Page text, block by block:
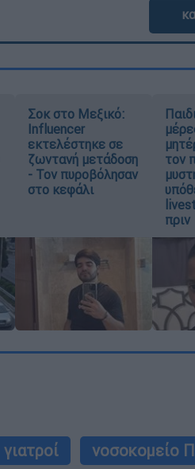
Σοκ στο Μεξικό:
Influencer
εκτελέστηκε σε
ζωντανή μετάδοση
- Τον πυροβόλησαν
στο κεφάλι
τον
πριν
γιατροί νοσοκομείο